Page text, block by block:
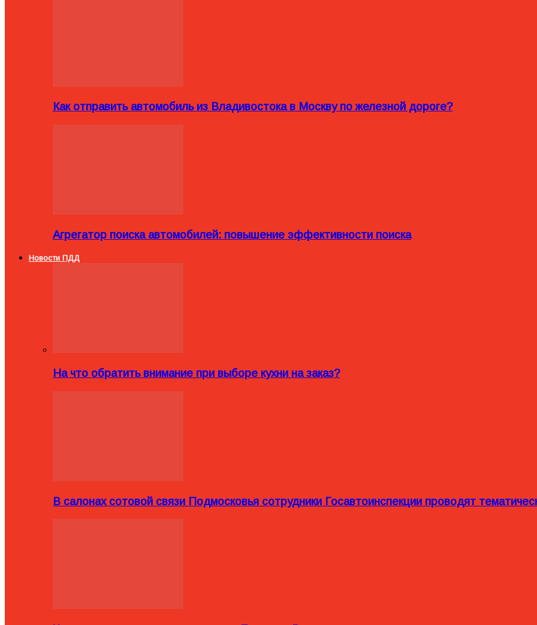
Как отправить автомобиль из Владивостока в Москву по железной дороге?
Агрегатор поиска автомобилей: повышение эффективности поиска
Новости ПДД
На что обратить внимание при выборе кухни на заказ?
В салонах сотовой связи Подмосковья сотрудники Госавтоинспекции проводят